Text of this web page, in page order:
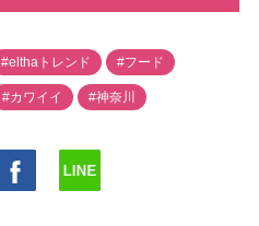
#elthaトレンド #フード
#カワイイ #神奈川